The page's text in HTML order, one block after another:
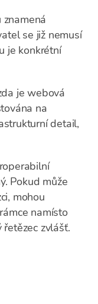
se již nemusí
je konkrétní
je webová
na
detail,
Pokud může
mohou
namísto
zvlášť.